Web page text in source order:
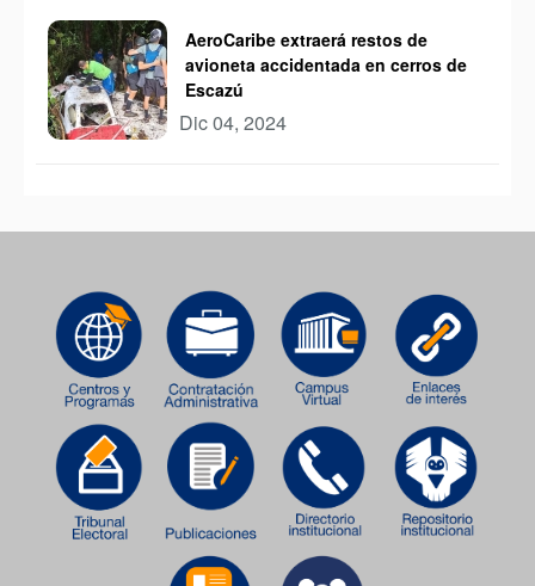
AeroCaribe extraerá restos de
avioneta accidentada en cerros de
Escazú
Dic 04, 2024